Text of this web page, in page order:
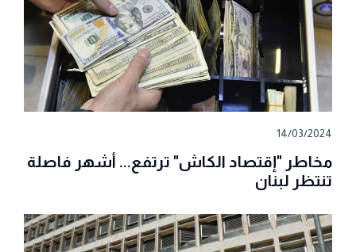
14/03/2024
مخاطر "إقتصاد الكاش" ترتفع... أشهر فاصلة
تنتظر لبنان